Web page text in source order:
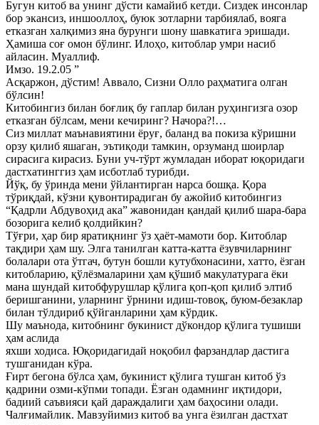
Бугун китоб ва унинг дўсти камайиб кетди. Сиздек инсонлар
бор экансиз, иншооллоҳ, буюк зотларни тарбиялаб, вояга
етказган халқимиз яна бурунги шону шавкатига эришади.
Ҳамиша соғ омон бўлинг. Илоҳо, китоблар умри насиб
айласин. Муаллиф.
Имзо. 19.2.05 ”
Асқаржон, дўстим! Аввало, Сизни Олло раҳматига олган
бўлсин!
Китобингиз билан боғлиқ бу гаплар билан руҳингизга озор
етказган бўлсам, мени кечиринг? Начора?!…
Сиз миллат маънавиятини ёруғ, баланд ва покиза кўришни
орзу қилиб яшаган, эътиқоди тамкин, орзуманд шоирлар
сирасига кирасиз. Буни уч-тўрт жумладан иборат юқоридаги
дастхатинггиз ҳам исботлаб турибди.
Йўқ, бу ўринда мени ўйлантирган нарса бошқа. Қора
тўриқдай, кўзни қувонтирадиган бу ажойиб китобингиз
“Қадрли Абдувоҳид ака” жавонидан қандай қилиб шара-бара
бозорига келиб қолдийкин?
Тўғри, ҳар бир яратиқнинг ўз ҳаёт-мамоти бор. Китоблар
тақдири ҳам шу. Элга танилган катта-катта ёзувчиларнинг
болалари ота ўтгач, бутун бошли кутубхонасини, хатто, ёзган
китобларию, қўлёзмаларини ҳам қўшиб макулатурага ёки
мана шундай китобфурушлар қўлига қоп-қоп қилиб элтиб
беришганини, уларнинг ўрнини идиш-товоқ, буюм-безаклар
билан тўлдириб қўйганларини ҳам кўрдик.
Шу маънода, китобнинг букинист дўкондор қўлига тушиши
ҳам аслида
яхши ходиса. Юқоридагидай ноқобил фарзандлар дастига
тушганидан кўра.
Ғирт бегона бўлса ҳам, букинист қўлига тушган китоб ўз
қадрини озми-кўпми топади. Ёзган одамнинг иқтидори,
бадиий саъвияси қай дараждалиги ҳам баҳосини олади.
Чалғимайлик. Мавзуйимиз китоб ва унга ёзилган дастхат